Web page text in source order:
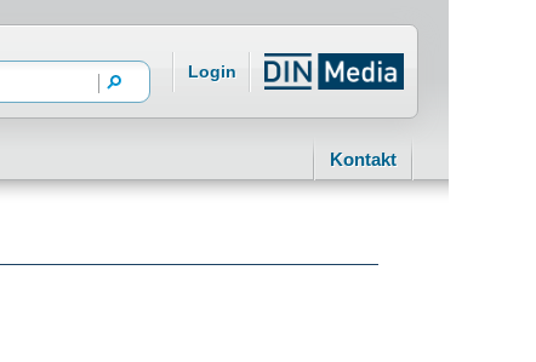
Login
Kontakt